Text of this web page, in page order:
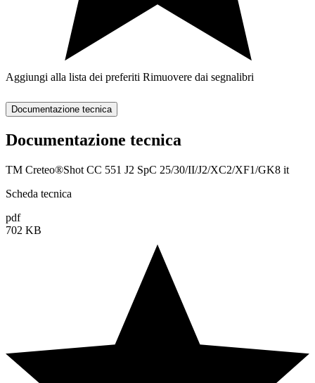
Aggiungi alla lista dei preferiti Rimuovere dai segnalibri
Documentazione tecnica
Documentazione tecnica
TM Creteo®Shot CC 551 J2 SpC 25/30/II/J2/XC2/XF1/GK8 it
Scheda tecnica
pdf
702 KB